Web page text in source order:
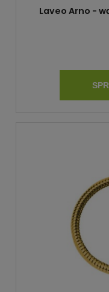
Laveo Arno -